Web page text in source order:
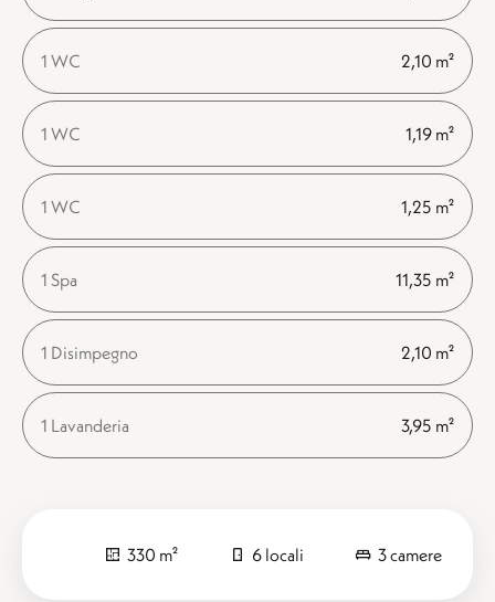
1 WC 2,10 m²
1 WC 1,19 m²
1 WC 1,25 m²
1 Spa 11,35 m²
1 Disimpegno 2,10 m²
1 Lavanderia 3,95 m²
330 m² 6 locali 3 camere